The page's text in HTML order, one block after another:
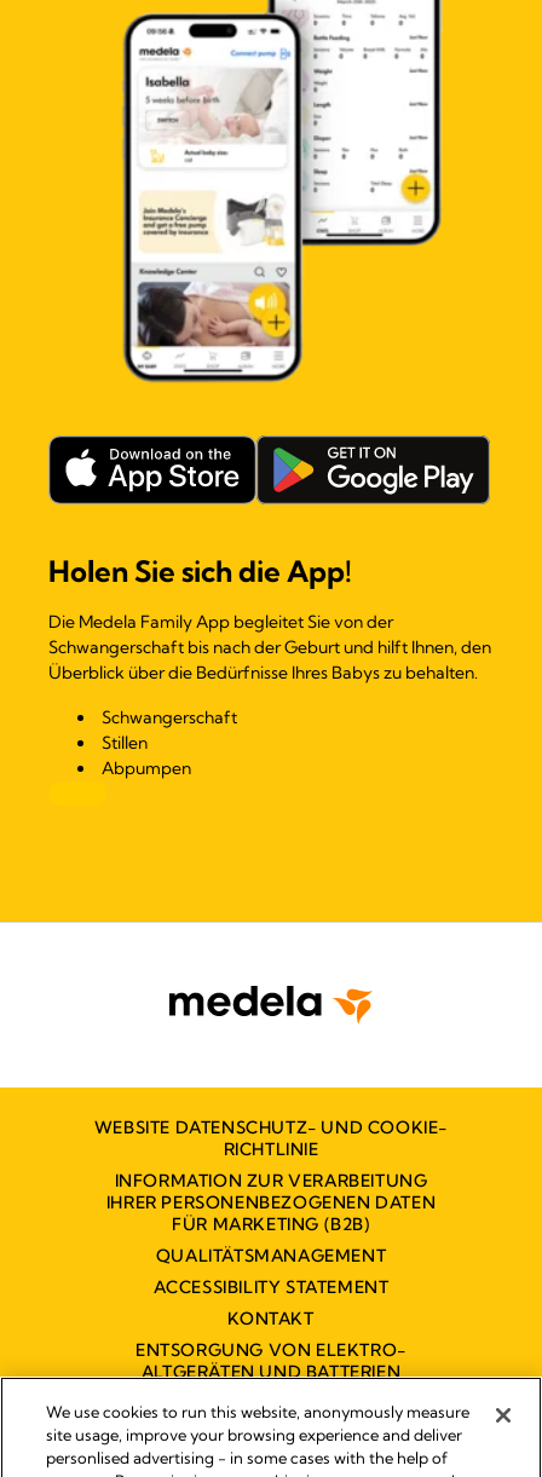
Holen Sie sich die App!
Die Medela Family App begleitet Sie von der
Schwangerschaft bis nach der Geburt und hilft Ihnen, den
Überblick über die Bedürfnisse Ihres Babys zu behalten.
Schwangerschaft
Stillen
Abpumpen
WEBSITE DATENSCHUTZ- UND COOKIE-
RICHTLINIE
INFORMATION ZUR VERARBEITUNG
IHRER PERSONENBEZOGENEN DATEN
FÜR MARKETING (B2B)
QUALITÄTSMANAGEMENT
ACCESSIBILITY STATEMENT
KONTAKT
ENTSORGUNG VON ELEKTRO-
ALTGERÄTEN UND BATTERIEN
BARRIEREFREIHEITSERKLÄRUNG
We use cookies to run this website, anonymously measure
site usage, improve your browsing experience and deliver
personlised advertising - in some cases with the help of